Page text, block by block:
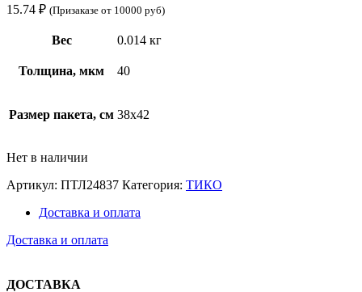
15.74 ₽ (Призаказе от 10000 руб)
Вес 0.014 кг
Толщина, мкм 40
Размер пакета, см 38х42
Нет в наличии
Артикул: ПТЛ24837 Категория: ТИКО
Доставка и оплата
Доставка и оплата
ДОСТАВКА